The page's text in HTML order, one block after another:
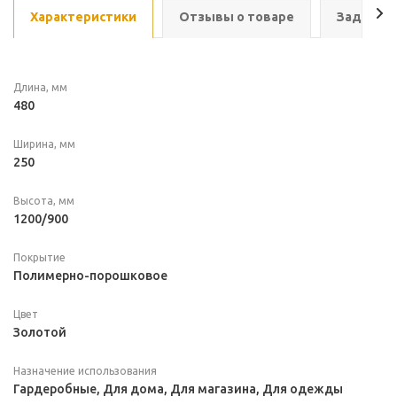
Характеристики Отзывы о товаре Задать
Длина, мм
480
Ширина, мм
250
Высота, мм
1200/900
Покрытие
Полимерно-порошковое
Цвет
Золотой
Назначение использования
Гардеробные, Для дома, Для магазина, Для одежды